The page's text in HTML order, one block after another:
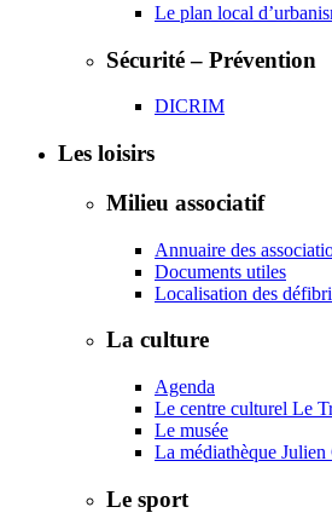
Le plan local
Sécurité – Prévention
DICRIM
Les loisirs
Milieu associatif
Annuaire des
Documents utiles
Localisation des
La culture
Agenda
Le centre culturel Le
Le musée
La médiathèque Julien
Le sport